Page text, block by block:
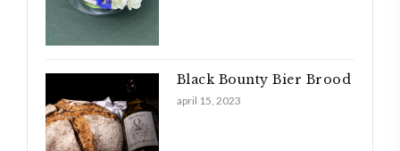
Black Bounty Bier Brood
april 15, 2023